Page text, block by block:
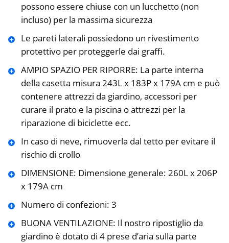
possono essere chiuse con un lucchetto (non
incluso) per la massima sicurezza
Le pareti laterali possiedono un rivestimento
protettivo per proteggerle dai graffi.
AMPIO SPAZIO PER RIPORRE: La parte interna
della casetta misura 243L x 183P x 179A cm e può
contenere attrezzi da giardino, accessori per
curare il prato e la piscina o attrezzi per la
riparazione di biciclette ecc.
In caso di neve, rimuoverla dal tetto per evitare il
rischio di crollo
DIMENSIONE: Dimensione generale: 260L x 206P
x 179A cm
Numero di confezioni: 3
BUONA VENTILAZIONE: Il nostro ripostiglio da
giardino è dotato di 4 prese d’aria sulla parte